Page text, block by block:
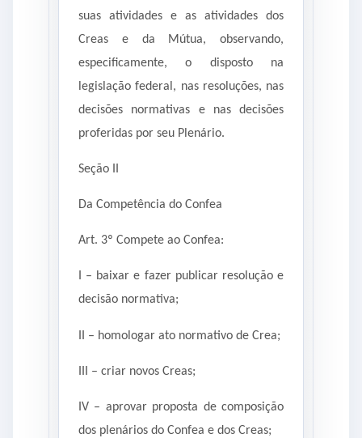
suas atividades e as atividades dos
Creas e da Mútua, observando,
especificamente, o disposto na
legislação federal, nas resoluções, nas
decisões normativas e nas decisões
proferidas por seu Plenário.
Seção II
Da Competência do Confea
Art. 3º Compete ao Confea:
I – baixar e fazer publicar resolução e
decisão normativa;
II – homologar ato normativo de Crea;
III – criar novos Creas;
IV – aprovar proposta de composição
dos plenários do Confea e dos Creas;